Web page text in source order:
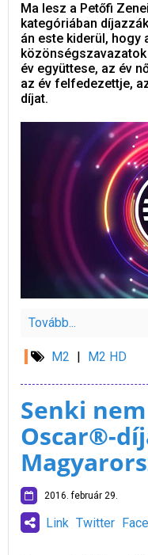
Ma lesz a Petőfi
kategóriában
án este kiderül, hogy
közönségszavazatok
év együttese, az év
az év felfedezettje,
díjat.
Tovább...
M2 | M2 HD
Senki
Oscar®-
2016. február 29.
Link Twitter